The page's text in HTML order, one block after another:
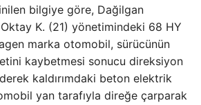
bilgiye göre, Dağilgan
K. (21) yönetimindeki 68 HY
marka otomobil, sürücünün
kaybetmesi sonucu direksiyon
kaldırımdaki beton elektrik
yan tarafıyla direğe çarparak